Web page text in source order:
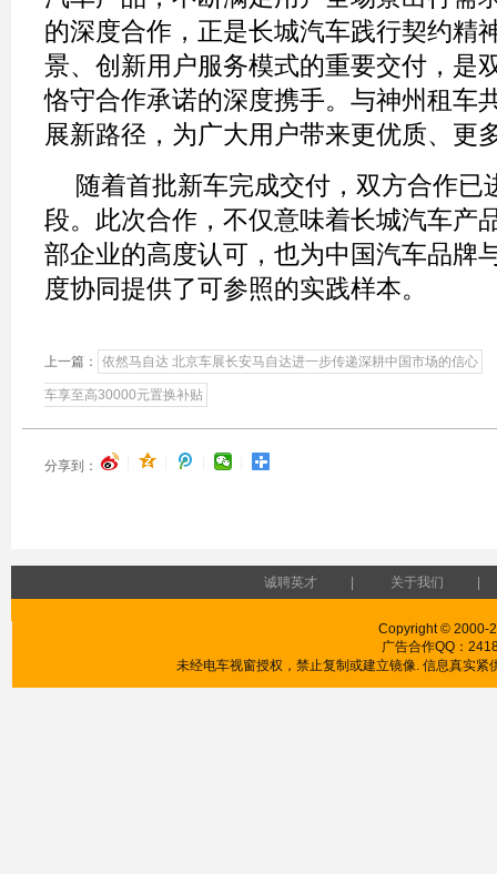
的深度合作，正是长城汽车践行契约精
景、创新用户服务模式的重要交付，是
恪守合作承诺的深度携手。与神州租车
展新路径，为广大用户带来更优质、更
随着首批新车完成交付，双方合作已
段。此次合作，不仅意味着长城汽车产
部企业的高度认可，也为中国汽车品牌
度协同提供了可参照的实践样本。
上一篇： 依然马自达 北京车展长安马自达进一步传递深耕中国市场的信心
车享至高30000元置换补贴
分享到：
诚聘英才 关于我们
Copyright © 2000-
广告合作QQ：
未经电车视窗授权，禁止复制或建立镜像. 信息真实